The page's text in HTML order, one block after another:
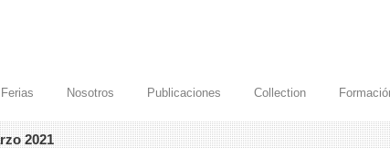
Ferias Nosotros Publicaciones Collection
2021